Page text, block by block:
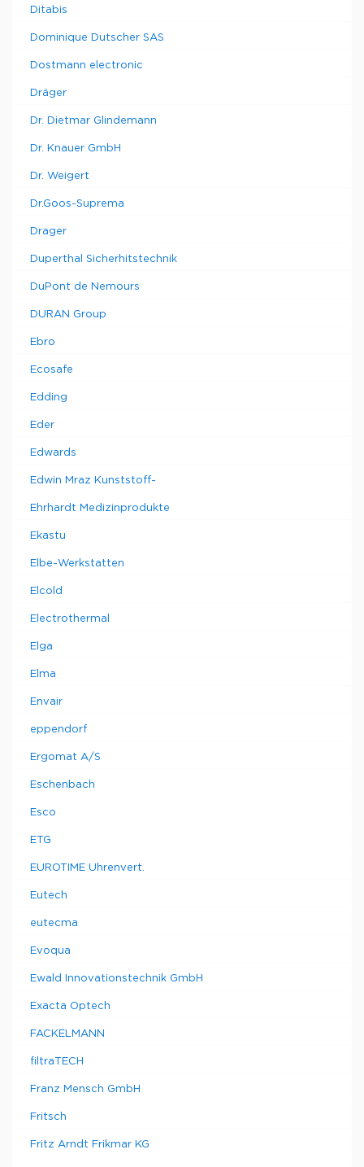
Ditabis
Dominique Dutscher SAS
Dostmann electronic
Dräger
Dr. Dietmar Glindemann
Dr. Knauer GmbH
Dr. Weigert
Dr.Goos-Suprema
Drager
Duperthal Sicherhitstechnik
DuPont de Nemours
DURAN Group
Ebro
Ecosafe
Edding
Eder
Edwards
Edwin Mraz Kunststoff-
Ehrhardt Medizinprodukte
Ekastu
Elbe-Werkstatten
Elcold
Electrothermal
Elga
Elma
Envair
eppendorf
Ergomat A/S
Eschenbach
Esco
ETG
EUROTIME Uhrenvert.
Eutech
eutecma
Evoqua
Ewald Innovationstechnik GmbH
Exacta Optech
FACKELMANN
filtraTECH
Franz Mensch GmbH
Fritsch
Fritz Arndt Frikmar KG